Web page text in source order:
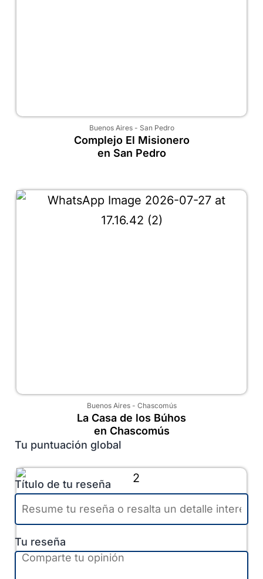
Buenos Aires- San Pedro
Complejo El Misionero
en San Pedro
Buenos Aires- Chascomús
La Casa de los Búhos
en Chascomús
Tu puntuación global
Título de tu reseña
Tu reseña